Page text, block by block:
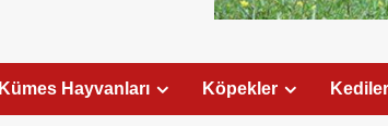
Kümes Hayvanları Köpekler Kediler